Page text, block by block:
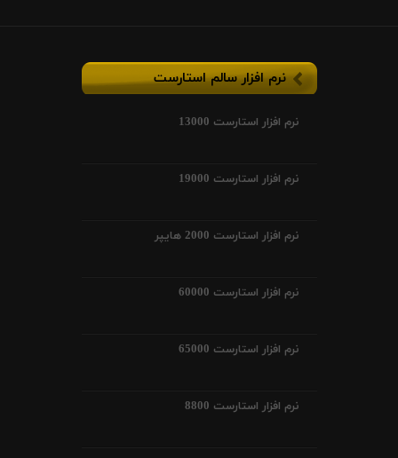
نرم افزار سالم استارست
نرم افزار استارست 13000
نرم افزار استارست 19000
نرم افزار استارست 2000 هایپر
نرم افزار استارست 60000
نرم افزار استارست 65000
نرم افزار استارست 8800